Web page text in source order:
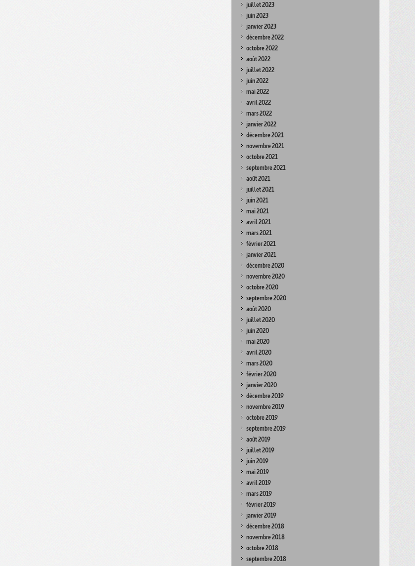
juillet 2023
juin 2023
janvier 2023
décembre 2022
octobre 2022
août 2022
juillet 2022
juin 2022
mai 2022
avril 2022
mars 2022
janvier 2022
décembre 2021
novembre 2021
octobre 2021
septembre 2021
août 2021
juillet 2021
juin 2021
mai 2021
avril 2021
mars 2021
février 2021
janvier 2021
décembre 2020
novembre 2020
octobre 2020
septembre 2020
août 2020
juillet 2020
juin 2020
mai 2020
avril 2020
mars 2020
février 2020
janvier 2020
décembre 2019
novembre 2019
octobre 2019
septembre 2019
août 2019
juillet 2019
juin 2019
mai 2019
avril 2019
mars 2019
février 2019
janvier 2019
décembre 2018
novembre 2018
octobre 2018
septembre 2018